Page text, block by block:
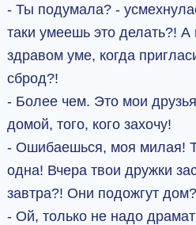
- Ты подумала? -
таки умеешь это делать?!
здравом уме, когда
сброд?!
- Более чем. Это мои
домой, того, кого захочу!
- Ошибаешься, моя милая!
одна! Вчера твои дружки
завтра?! Они подожгут
- Ой, только не надо